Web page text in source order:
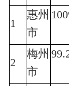
1
惠州
市
2
梅州
市